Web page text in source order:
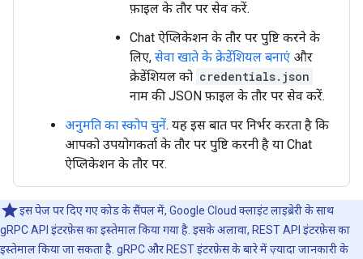
फ़ाइल के तौर पर सेव करें.
Chat ऐप्लिकेशन के तौर पर पुष्टि करने के
लिए, सेवा खाते के क्रेडेंशियल बनाएं और
क्रेडेंशियल को credentials.json
नाम की JSON फ़ाइल के तौर पर सेव करें.
अनुमति का स्कोप चुनें. यह इस बात पर निर्भर करता है कि
आपको उपयोगकर्ता के तौर पर पुष्टि करनी है या Chat
ऐप्लिकेशन के तौर पर.
इस पेज पर दिए गए कोड के सैंपल में, Google Cloud क्लाइंट लाइब्रेरी के साथ
gRPC API इंटरफ़ेस का इस्तेमाल किया गया है. इसके अलावा, REST API इंटरफ़ेस का
इस्तेमाल किया जा सकता है. gRPC और REST इंटरफ़ेस के बारे में ज़्यादा जानकारी के